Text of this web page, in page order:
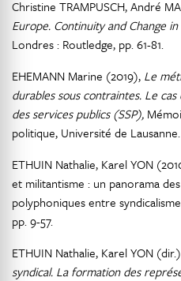
Christine TRAMPUSCH, André
Europe. Continuity and Change
Londres : Routledge, pp. 61-81.
EHEMANN Marine (2019), Le
durables sous contraintes. Le
des services publics (SSP),
politique, Université de Lausanne.
ETHUIN Nathalie, Karel YON
et militantisme : un panorama
polyphoniques entre
pp. 9-57.
ETHUIN Nathalie, Karel YON
syndical. La formation des